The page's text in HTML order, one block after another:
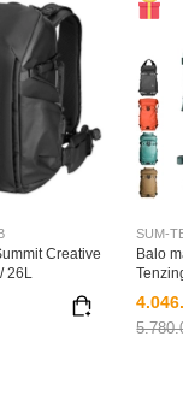
Creative
26L
SUM-
Balo